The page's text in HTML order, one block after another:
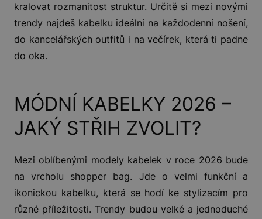
kralovat rozmanitost struktur. Určitě si mezi novými
trendy najdeš kabelku ideální na každodenní nošení,
do kancelářských outfitů i na večírek, která ti padne
do oka.
MÓDNÍ KABELKY 2026 –
JAKÝ STŘIH ZVOLIT?
Mezi oblíbenými modely kabelek v roce 2026 bude
na vrcholu shopper bag. Jde o velmi funkční a
ikonickou kabelku, která se hodí ke stylizacím pro
různé příležitosti. Trendy budou velké a jednoduché